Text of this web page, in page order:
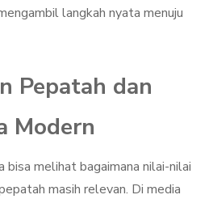
langkah nyata menuju
Pepatah dan
Modern
bisa melihat bagaimana nilai-nilai
masih relevan. Di media